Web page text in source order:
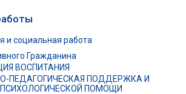
и социальная работа
Гражданина
ВОСПИТАНИЯ
ПЕДАГОГИЧЕСКАЯ ПОДДЕРЖКА И
ПОМОЩИ